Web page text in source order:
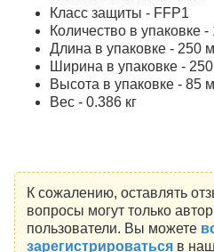
Класс защиты - FFP1
Количество в упаковке -
Длина в упаковке - 250
Ширина в упаковке -
Высота в упаковке - 85
Вес - 0.386 кг
К сожалению, оставлять
вопросы могут только
пользователи. Вы можете
зарегистрироватьсяв